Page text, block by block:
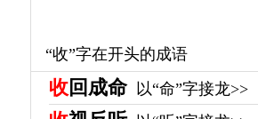
“收”字在开头的成语
收回成命 以“命”字接龙>>